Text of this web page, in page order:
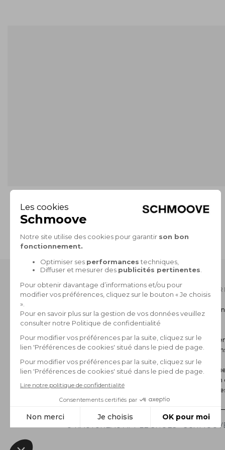
CB, 3X sans frais, Paypal
NOTRE CATALOGUE
Collection Homme
Collection Femme
Livraison
FAQ
© RAUTUREAU APPLE SHOES -